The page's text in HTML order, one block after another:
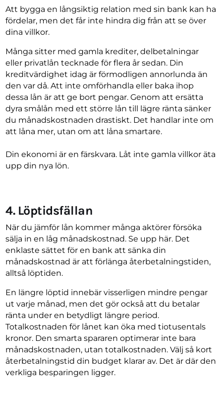
Att bygga en långsiktig relation med sin bank kan ha
fördelar, men det får inte hindra dig från att se över
dina villkor.
Många sitter med gamla krediter, delbetalningar
eller privatlån tecknade för flera år sedan. Din
kreditvärdighet idag är förmodligen annorlunda än
den var då. Att inte omförhandla eller baka ihop
dessa lån är att ge bort pengar. Genom att ersätta
dyra smålån med ett större lån till lägre ränta sänker
du månadskostnaden drastiskt. Det handlar inte om
att låna mer, utan om att låna smartare.
Din ekonomi är en färskvara. Låt inte gamla villkor äta
upp din nya lön.
4. Löptidsfällan
När du jämför lån kommer många aktörer försöka
sälja in en låg månadskostnad. Se upp här. Det
enklaste sättet för en bank att sänka din
månadskostnad är att förlänga återbetalningstiden,
alltså löptiden.
En längre löptid innebär visserligen mindre pengar
ut varje månad, men det gör också att du betalar
ränta under en betydligt längre period.
Totalkostnaden för lånet kan öka med tiotusentals
kronor. Den smarta spararen optimerar inte bara
månadskostnaden, utan totalkostnaden. Välj så kort
återbetalningstid din budget klarar av. Det är där den
verkliga besparingen ligger.